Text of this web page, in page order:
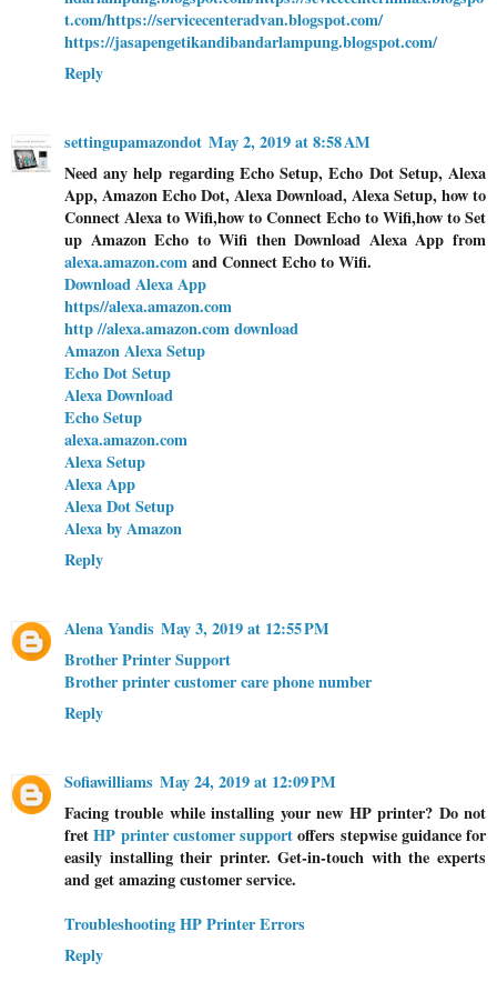
t.com/https://servicecenteradvan.blogspot.com/
https://jasapengetikandibandarlampung.blogspot.com/
Reply
settingupamazondot May 2, 2019 at 8:58 AM
Need any help regarding Echo Setup, Echo Dot Setup, Alexa
App, Amazon Echo Dot, Alexa Download, Alexa Setup, how to
Connect Alexa to Wifi,how to Connect Echo to Wifi,how to Set
up Amazon Echo to Wifi then Download Alexa App from
alexa.amazon.comand Connect Echo to Wifi.
Download Alexa App
https//alexa.amazon.com
http //alexa.amazon.com download
Amazon Alexa Setup
Echo Dot Setup
Alexa Download
Echo Setup
alexa.amazon.com
Alexa Setup
Alexa App
Alexa Dot Setup
Alexa by Amazon
Reply
Alena Yandis May 3, 2019 at 12:55 PM
Brother Printer Support
Brother printer customer care phone number
Reply
Sofiawilliams May 24, 2019 at 12:09 PM
Facing trouble while installing your new HP printer? Do not
fretHP printer customer supportoffers stepwise guidance for
easily installing their printer. Get-in-touch with the experts
and get amazing customer service.
Troubleshooting HP Printer Errors
Reply